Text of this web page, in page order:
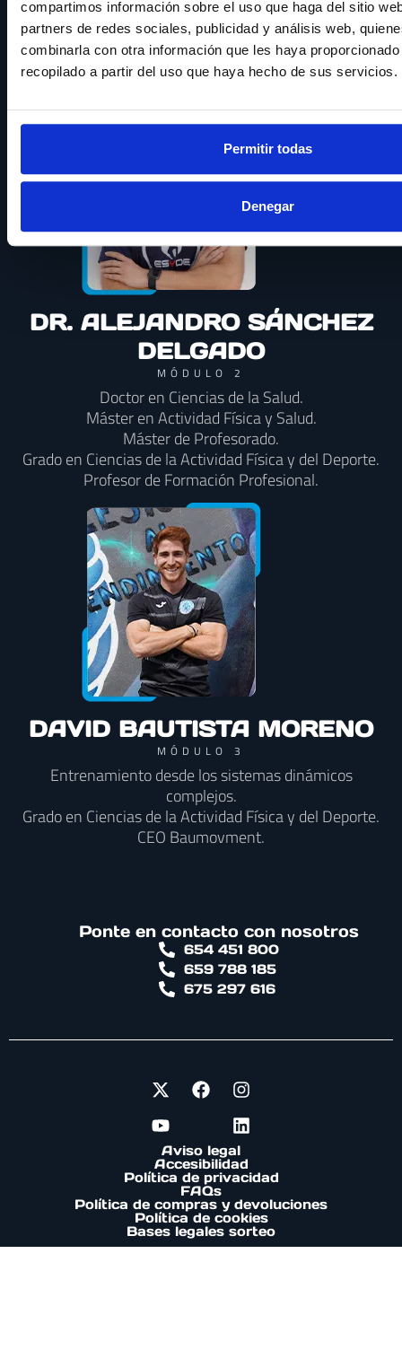
compartimos información sobre el uso que haga del sitio
partners de redes sociales, publicidad y análisis web,
combinarla con otra información que les haya
recopilado a partir del uso que haya hecho de sus servicios.
Permitir todas
Denegar
Doctor en Ciencias de la Salud.
Máster en Actividad Física y Salud.
Grado en Ciencias de la Actividad Física y del Deporte.
Profesor de la Universidad de Cádiz.
DR. ALEJANDRO SÁNCHEZ
DELGADO
MÓDULO 2
Doctor en Ciencias de la Salud.
Máster en Actividad Física y Salud.
Máster de Profesorado.
Grado en Ciencias de la Actividad Física y del Deporte.
Profesor de Formación Profesional.
DAVID BAUTISTA MORENO
MÓDULO 3
Entrenamiento desde los sistemas dinámicos
complejos.
Grado en Ciencias de la Actividad Física y del Deporte.
CEO Baumovment.
Ponte en contacto con nosotros
654 451 800
659 788 185
675 297 616
Aviso legal
Accesibilidad
Política de privacidad
FAQs
Política de compras y devoluciones
Política de cookies
Bases legales sorteo